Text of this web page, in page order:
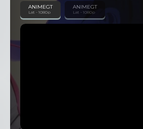
Temporada
13 Episodios
ANIMEGT
Lat - 1080p
ANIMEGT
Lat - 1080p